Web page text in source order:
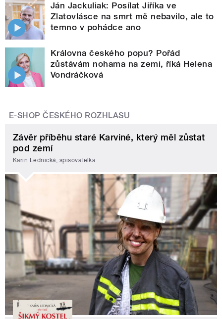
Ján Jackuliak: Posílat Jiříka ve
Zlatovlásce na smrt mě nebavilo, ale to
temno v pohádce ano
Královna českého popu? Pořád
zůstávám nohama na zemi, říká Helena
Vondráčková
E-SHOP ČESKÉHO ROZHLASU
Závěr příběhu staré Karviné, který měl zůstat
pod zemí
Karin Lednická, spisovatelka